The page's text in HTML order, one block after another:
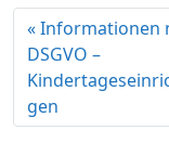
Informationen
DSGVO –
gen